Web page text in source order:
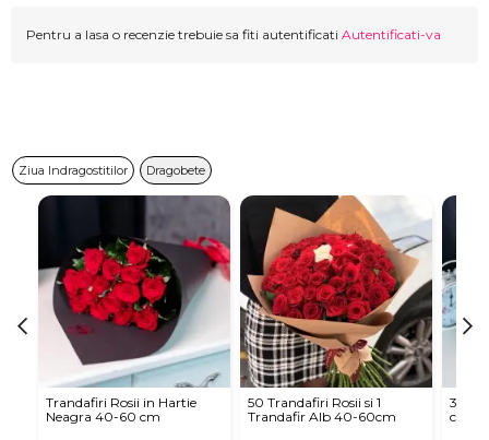
Pentru a lasa o recenzie trebuie sa fiti autentificati Autentificati-va
Ziua Indragostitilor Dragobete
Trandafiri Rosii in Hartie
Neagra 40-60 cm
50 Trandafiri Rosii si 1
Trandafir Alb 40-60cm
35
cm